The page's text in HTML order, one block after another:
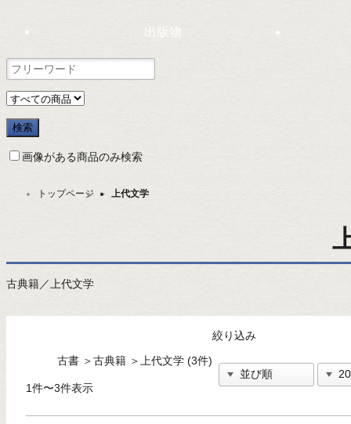
出版物
画像がある商品のみ検索
トップページ ＞ 上代文学
古典籍／上代文学
古書 ＞古典籍 ＞ 上代文学 (3件)
1件〜3件表示
絞り込み